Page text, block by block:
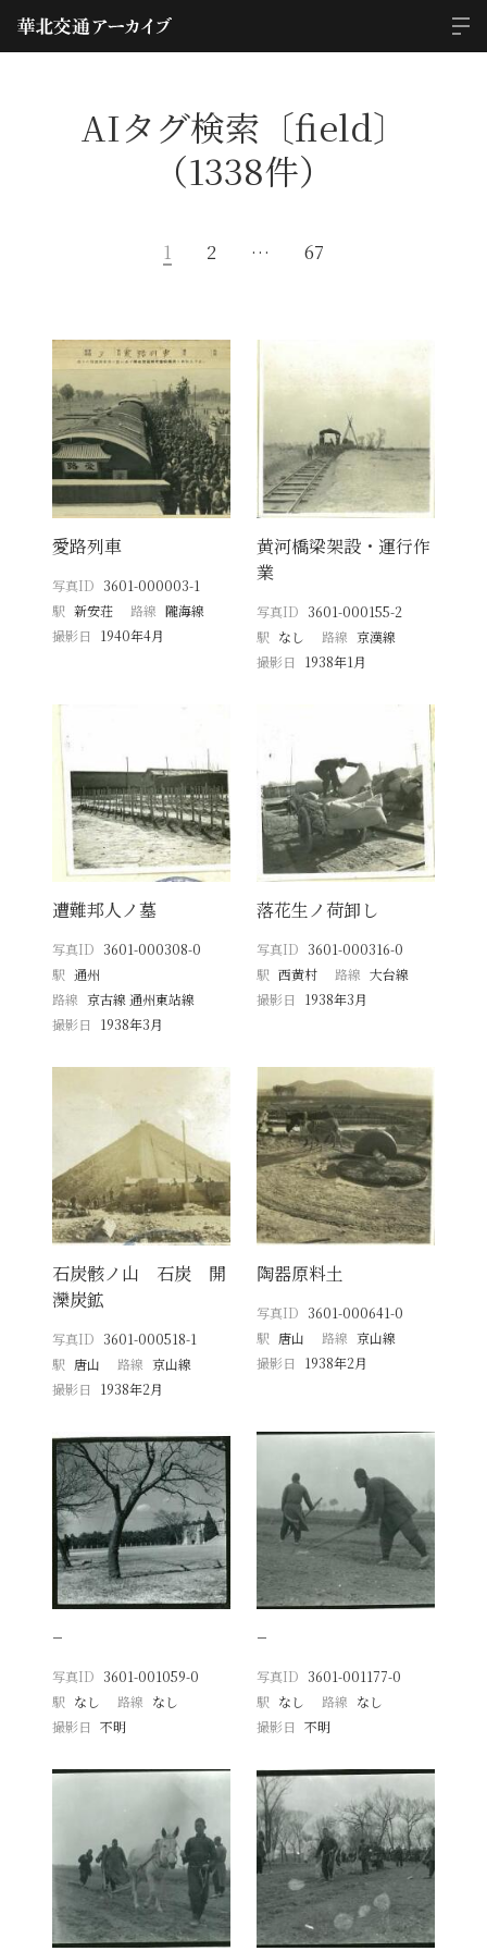
AIタグ検索〔field〕
（1338件）
1 2 … 67
愛路列車
写真ID 3601-000003-1
駅 新安荘 路線 隴海線
撮影日
1940年4月
黄河橋梁架設・運行作
業
写真ID 3601-000155-2
駅 なし 路線 京漢線
撮影日
1938年1月
遭難邦人ノ墓
写真ID 3601-000308-0
駅 通州
路線 京古線 通州東站線
撮影日
1938年3月
落花生ノ荷卸し
写真ID 3601-000316-0
駅 西黄村 路線 大台線
撮影日
1938年3月
石炭骸ノ山 石炭 開
灤炭鉱
写真ID 3601-000518-1
駅 唐山 路線 京山線
撮影日
1938年2月
陶器原料土
写真ID 3601-000641-0
駅 唐山 路線 京山線
撮影日
1938年2月
−
写真ID 3601-001059-0
駅 なし 路線 なし
撮影日
不明
−
写真ID 3601-001177-0
駅 なし 路線 なし
撮影日 不明